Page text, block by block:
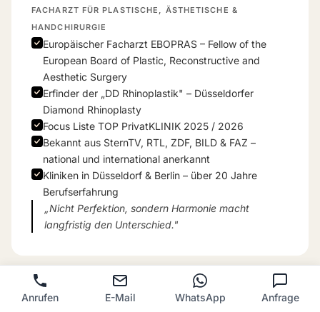
FACHARZT FÜR PLASTISCHE, ÄSTHETISCHE &
HANDCHIRURGIE
Europäischer Facharzt EBOPRAS – Fellow of the
European Board of Plastic, Reconstructive and
Aesthetic Surgery
Erfinder der „DD Rhinoplastik" – Düsseldorfer
Diamond Rhinoplasty
Focus Liste TOP PrivatKLINIK 2025 / 2026
Bekannt aus SternTV, RTL, ZDF, BILD & FAZ –
national und international anerkannt
Kliniken in Düsseldorf & Berlin – über 20 Jahre
Berufserfahrung
„Nicht Perfektion, sondern Harmonie macht
langfristig den Unterschied."
Google Bewertungen ✓ VERIFIZIERT
Anrufen E-Mail WhatsApp Anfrage